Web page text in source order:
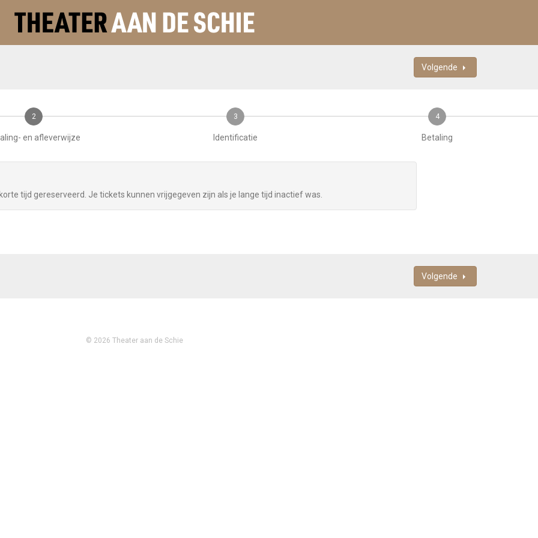
Volgende
2
en afleverwijze
3
Identificatie
4
Betaling
tijd gereserveerd. Je tickets kunnen vrijgegeven zijn als je lange tijd inactief was.
Volgende
© 2026 Theater aan de Schie